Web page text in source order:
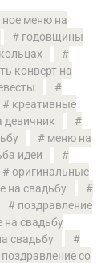
меню на
годовщины
конверт на
креативные
девичник
меню на
идеи
оригинальные
на свадьбу
поздравление
на свадьбу
свадьбу
поздравление со